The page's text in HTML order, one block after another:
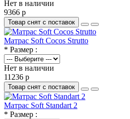
Нет в наличии
9366 р
Товар снят с поставок
Матрас Soft Cocos Strutto
* Размер :
Нет в наличии
11236 р
Товар снят с поставок
Матрас Soft Standart 2
* Размер :